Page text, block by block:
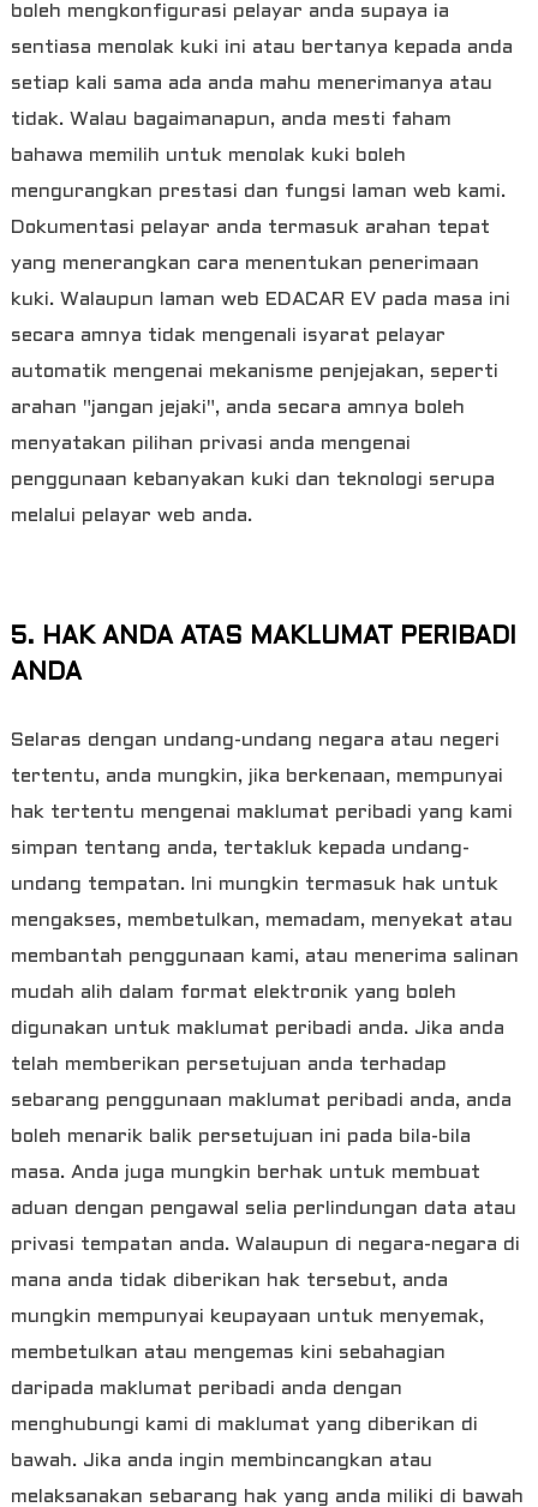
boleh mengkonfigurasi pelayar anda supaya ia
sentiasa menolak kuki ini atau bertanya kepada anda
setiap kali sama ada anda mahu menerimanya atau
tidak. Walau bagaimanapun, anda mesti faham
bahawa memilih untuk menolak kuki boleh
mengurangkan prestasi dan fungsi laman web kami.
Dokumentasi pelayar anda termasuk arahan tepat
yang menerangkan cara menentukan penerimaan
kuki. Walaupun laman web EDACAR EV pada masa ini
secara amnya tidak mengenali isyarat pelayar
automatik mengenai mekanisme penjejakan, seperti
arahan "jangan jejaki", anda secara amnya boleh
menyatakan pilihan privasi anda mengenai
penggunaan kebanyakan kuki dan teknologi serupa
melalui pelayar web anda.
5. HAK ANDA ATAS MAKLUMAT PERIBADI
ANDA
Selaras dengan undang-undang negara atau negeri
tertentu, anda mungkin, jika berkenaan, mempunyai
hak tertentu mengenai maklumat peribadi yang kami
simpan tentang anda, tertakluk kepada undang-
undang tempatan. Ini mungkin termasuk hak untuk
mengakses, membetulkan, memadam, menyekat atau
membantah penggunaan kami, atau menerima salinan
mudah alih dalam format elektronik yang boleh
digunakan untuk maklumat peribadi anda. Jika anda
telah memberikan persetujuan anda terhadap
sebarang penggunaan maklumat peribadi anda, anda
boleh menarik balik persetujuan ini pada bila-bila
masa. Anda juga mungkin berhak untuk membuat
aduan dengan pengawal selia perlindungan data atau
privasi tempatan anda. Walaupun di negara-negara di
mana anda tidak diberikan hak tersebut, anda
mungkin mempunyai keupayaan untuk menyemak,
membetulkan atau mengemas kini sebahagian
daripada maklumat peribadi anda dengan
menghubungi kami di maklumat yang diberikan di
bawah. Jika anda ingin membincangkan atau
melaksanakan sebarang hak yang anda miliki di bawah